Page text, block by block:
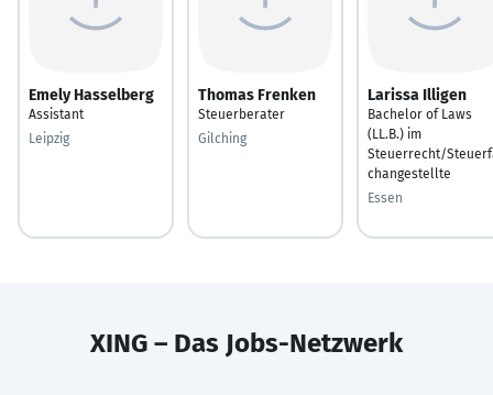
Emely Hasselberg
Assistant
Leipzig
Thomas Frenken
Steuerberater
Gilching
Larissa Illigen
Bachelor of Laws
(LL.B.) im
Steuerrecht/
changestellte
Essen
XING – Das Jobs-Netzwerk